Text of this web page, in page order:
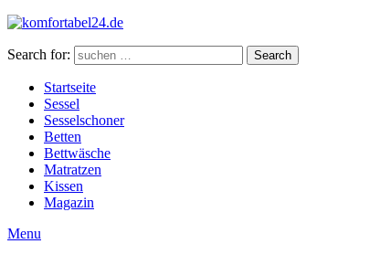
Search for: Search
Startseite
Sessel
Sesselschoner
Betten
Bettwäsche
Matratzen
Kissen
Magazin
Menu